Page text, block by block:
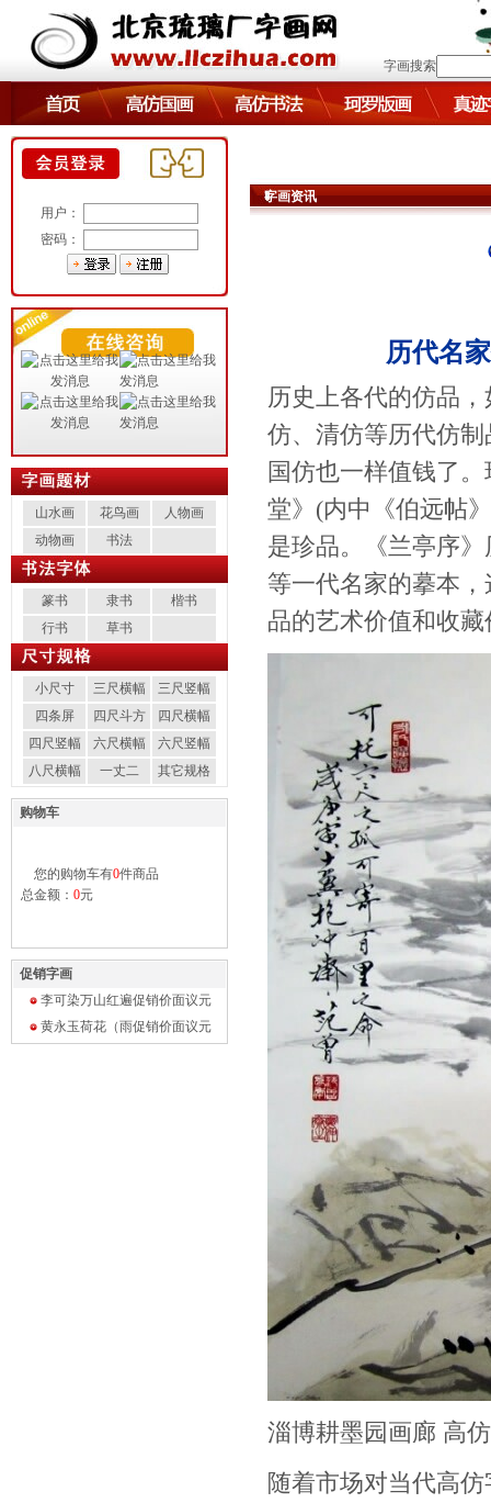
字画搜索
用户：
密码：
山水画 花鸟画
人物画
动物画
书法
篆书 隶书
楷书
行书
草书
小尺寸 三尺横幅
三尺竖幅
四条屏
四尺斗方
四尺横幅
四尺竖幅
六尺横幅
六尺竖幅
八尺横幅
一丈二 其它规格
购物车
您的购物车有0件商品
总金额： 0元
促销字画
李可染万山红遍促销价面议元
黄永玉荷花（雨促销价面议元
字画资讯
历代名
历史上各代的仿品
仿、清仿等历代仿
国仿也一样值钱了
堂》(内中《伯远帖
是珍品。《兰亭序
等一代名家的摹本
品的艺术价值和收
淄博耕墨园画廊 高
随着市场对当代高